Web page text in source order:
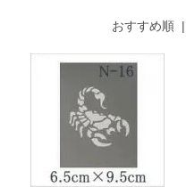
おすすめ順|